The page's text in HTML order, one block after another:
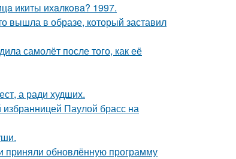
икиты ихaлкoвa? 1997.
вышла в образе, который заставил
самолёт после того, как её
а ради худших.
Паулой брасс на
приняли обновлённую программу